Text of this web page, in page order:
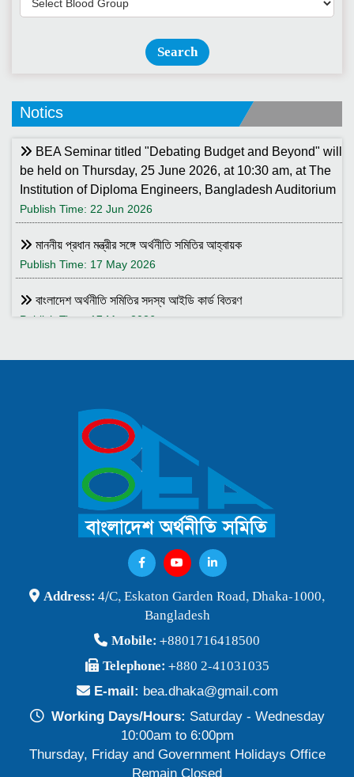
Search
Notics
BEA Seminar titled "Debating Budget and Beyond" will
be held on Thursday, 25 June 2026, at 10:30 am, at The
Institution of Diploma Engineers, Bangladesh Auditorium
Publish Time: 22 Jun 2026
মাননীয় প্রধান মন্ত্রীর সঙ্গে অর্থনীতি সমিতির আহ্বায়ক
Publish Time: 17 May 2026
বাংলাদেশ অর্থনীতি সমিতির সদস্য আইডি কার্ড বিতরণ
Publish Time: 17 May 2026
Publish Time: 25 Jan 2026
বাংলাদেশ অর্থনীতি সমিতি ও জগন্নাথ বিশ্ববিদ্যালয় যৌথ আয়োজনে
লোকবক্তৃা ২১ জানুয়ারি ২০২৬
Publish Time: 16 Jan 2026
বেগম খালেদা জিয়ার মৃত্যুতে বাংলাদেশ অর্থনীতি সমিতি গভীরভাবে শোকাহত
BEA Seminar 2025 "Debating Budget and Beyond" 21
June 2025, at 10:00 am, at the CIRDAP Auditorium
Publish Time: 16 Jun 2025
Publish Time: 19 May 2024
প্রাথমিক প্রার্থী তালিকা বাংলাদেশ অর্থনীতি সমিতি নির্বাচন-২০২৪
Publish Time: 17 May 2024
বাংলাদেশ অর্থনীতি সমিতির সদস্যপদ নবায়ন ও নতুন সদস্য অন্তর্ভুক্তি প্রসঙ্গে
Address: 4/C, Eskaton Garden Road, Dhaka-1000,
Bangladesh
Mobile: +8801716418500
Telephone: +880 2-41031035
E-mail: bea.dhaka@gmail.com
Working Days/Hours: Saturday - Wednesday
10:00am to 6:00pm
Thursday, Friday and Government Holidays Office
Remain Closed